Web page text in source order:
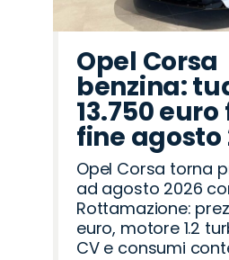
Opel Corsa
benzina:
13.750
fine agosto
Opel Corsa torna
ad agosto 2026
Rottamazione:
euro, motore 1.2
CV e consumi